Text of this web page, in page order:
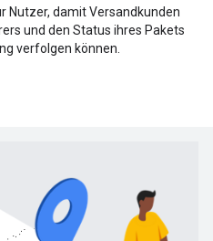
Nutzer, damit Versandkunden
und den Status ihres Pakets
verfolgen können.